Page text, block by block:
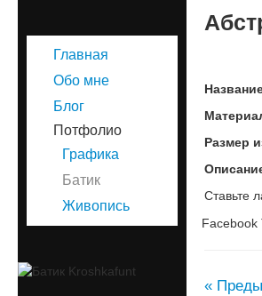
Главная
Обо мне
Блог
Потфолио
Графика
Батик
Живопись
Размер
Ставьте
Facebook
«